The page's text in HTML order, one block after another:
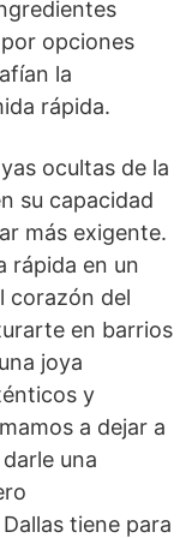
opciones
la
rápida.
ocultas de la
su capacidad
más exigente.
rápida en un
corazón del
en barrios
joya
y
a dejar a
una
tiene para